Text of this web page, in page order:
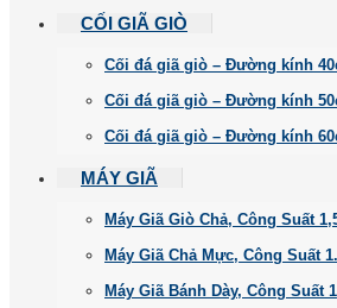
CỐI GIÃ GIÒ
Cối đá giã giò – Đường kính
Cối đá giã giò – Đường kính
Cối đá giã giò – Đường kính
MÁY GIÃ
Máy Giã Giò Chả, Công Suất
Máy Giã Chả Mực, Công Suất
Máy Giã Bánh Dày, Công Suất